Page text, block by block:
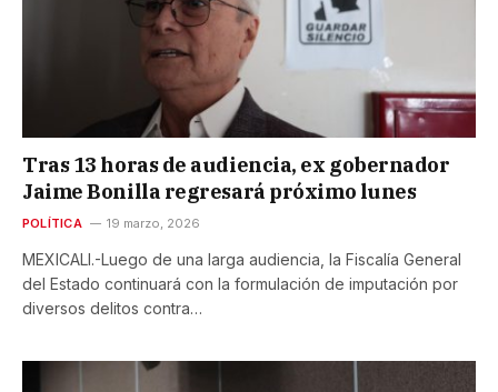
Tras 13 horas de audiencia, ex gobernador
Jaime Bonilla regresará próximo lunes
POLÍTICA 19 marzo, 2026
MEXICALI.-Luego de una larga audiencia, la Fiscalía General
del Estado continuará con la formulación de imputación por
diversos delitos contra…